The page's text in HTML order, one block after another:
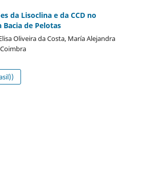
da Lisoclina e da CCD no
de Pelotas
Oliveira da Costa, María Alejandra